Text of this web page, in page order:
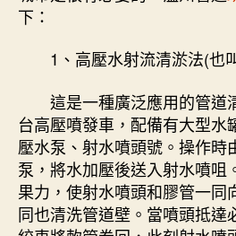
下：
1、高壓水射流清淤法(也
這是一種廣泛應用的管道
台高壓噴發車，配備有大型水
壓水泵、射水噴頭號。操作時
泵，將水加壓後送入射水噴咀
果力，使射水噴頭和膠管一同
同也清洗管道壁。當噴頭抵達